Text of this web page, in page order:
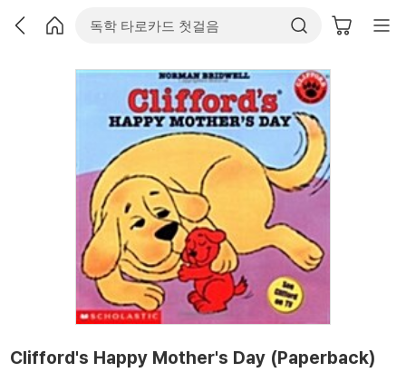
Clifford's Happy Mother's Day (Paperback)